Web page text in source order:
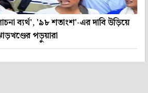
ব্যর্থ', '৯৮ শতাংশ'-এর দাবি উড়িয়ে
পড়ুয়ারা